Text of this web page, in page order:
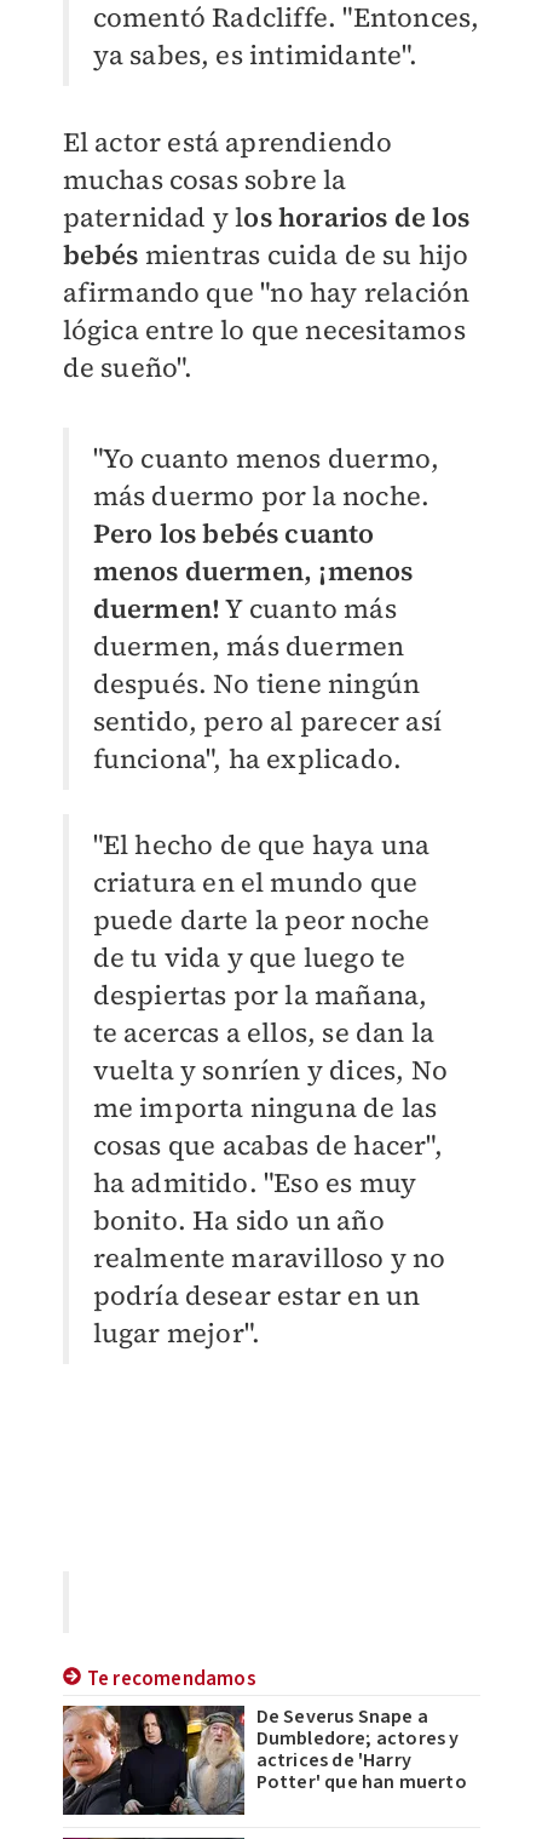
comentóRadcliffe."Entonces,
ya sabes, es intimidante".
El actor está aprendiendo
muchas cosas sobre la
paternidad y los horarios de los
bebés mientras cuida de su hijo
afirmando que "no hay relación
lógica entre lo que necesitamos
de sueño".
"Yo cuanto menos duermo,
más duermo por la noche.
Pero los bebés cuanto
menos duermen, ¡menos
duermen!Y cuanto más
duermen, más duermen
después. No tiene ningún
sentido, pero al parecer así
funciona", ha explicado.
"El hecho de que haya una
criatura en el mundo que
puede darte la peor noche
de tu vida y que luego te
despiertas por la mañana,
te acercas a ellos, se dan la
vuelta y sonríen y dices, No
me importa ninguna de las
cosas que acabas de hacer",
ha admitido. "Eso es muy
bonito. Ha sido un año
realmente maravilloso y no
podría desear estar en un
lugar mejor".
Te recomendamos
De Severus Snape a
Dumbledore; actores y
actrices de 'Harry
Potter' que han muerto